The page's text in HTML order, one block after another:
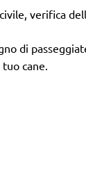
verifica
di
cane.